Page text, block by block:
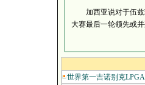
加西亚说对于伍兹
大赛最后一轮领先或
世界第一吉诺别克